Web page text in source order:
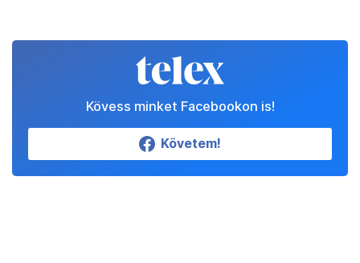
Kövess minket Facebookon is!
Követem!